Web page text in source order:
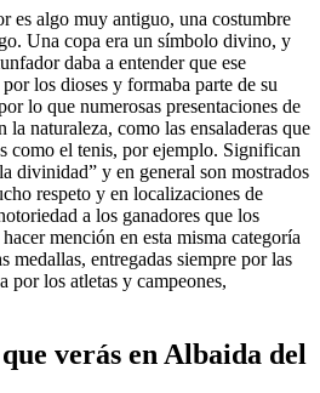
es algo muy antiguo, una costumbre
Una copa era un símbolo divino, y
daba a entender que ese
los dioses y formaba parte de su
lo que numerosas presentaciones de
naturaleza, como las ensaladeras que
como el tenis, por ejemplo. Significan
divinidad” y en general son mostrados
respeto y en localizaciones de
a los ganadores que los
mención en esta misma categoría
medallas, entregadas siempre por las
por los atletas y campeones,
verás en Albaida del